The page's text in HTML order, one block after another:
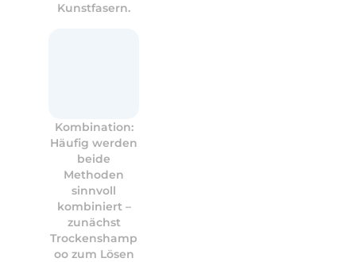
Kunstfasern.
Kombination:
Häufig werden
beide
Methoden
sinnvoll
kombiniert –
zunächst
Trockenshamp
oo zum Lösen